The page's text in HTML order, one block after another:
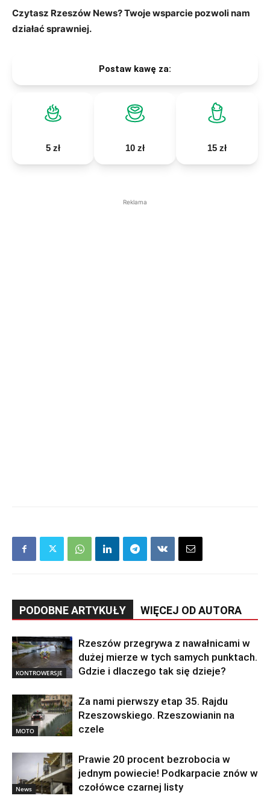
Czytasz Rzeszów News? Twoje wsparcie pozwoli nam
działać sprawniej.
Postaw kawę za:
5 zł 10 zł 15 zł
Reklama
PODOBNE ARTYKUŁY WIĘCEJ OD AUTORA
KONTROWERSJE
Rzeszów przegrywa z nawałnicami w
dużej mierze w tych samych punktach.
Gdzie i dlaczego tak się dzieje?
MOTO
Za nami pierwszy etap 35. Rajdu
Rzeszowskiego. Rzeszowianin na
czele
News
Prawie 20 procent bezrobocia w
jednym powiecie! Podkarpacie znów w
czołówce czarnej listy